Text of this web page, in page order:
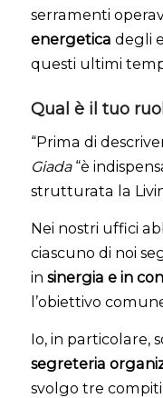
serramenti
energetica degli
questi ultimi
Qual è il tuo
“Prima di
Giada“è
strutturata la
Nei nostri uffici
ciascuno di noi
in sinergia e in
l’obiettivo
Io, in particolare,
segreteria
svolgo tre compiti: